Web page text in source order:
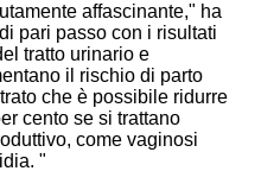
affascinante," ha
pari passo con i risultati
tratto urinario e
il rischio di parto
che è possibile ridurre
cento se si trattano
come vaginosi
"